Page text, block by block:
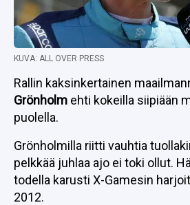
KUVA: ALL OVER PRESS
Rallin kaksinkertainen
Grönholm ehti kokeilla siipiään
puolella.
Grönholmilla riitti vauhtia
pelkkää juhlaa ajo ei toki ollut.
todella karusti X-Gamesin
2012.